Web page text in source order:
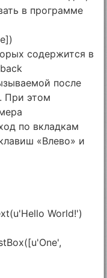
в программе
содержится в
после
При этом
по вкладкам
«Влево» и
World!')